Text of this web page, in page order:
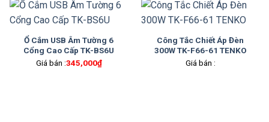
Ổ Cắm USB Âm Tường 6
Cổng Cao Cấp TK-BS6U
Giá bán :345,000₫
Công Tắc Chiết Áp Đèn
300W TK-F66-61 TENKO
Giá bán :